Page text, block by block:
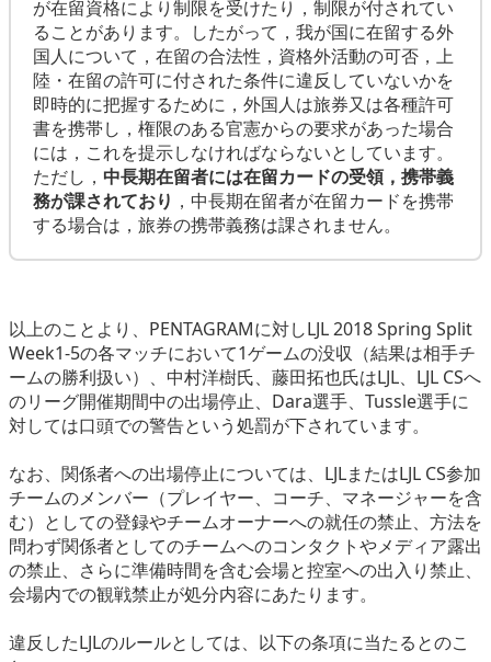
が在留資格により制限を受けたり，制限が付されてい
ることがあります。したがって，我が国に在留する外
国人について，在留の合法性，資格外活動の可否，上
陸・在留の許可に付された条件に違反していないかを
即時的に把握するために，外国人は旅券又は各種許可
書を携帯し，権限のある官憲からの要求があった場合
には，これを提示しなければならないとしています。
ただし， 中長期在留者には在留カードの受領，携帯義
務が課されており ，中長期在留者が在留カードを携帯
する場合は，旅券の携帯義務は課されません。
以上のことより、PENTAGRAMに対しLJL 2018 Spring Split
Week1-5の各マッチにおいて1ゲームの没収（結果は相手チ
ームの勝利扱い）、中村洋樹氏、藤田拓也氏はLJL、LJL CSへ
のリーグ開催期間中の出場停止、Dara選手、Tussle選手に
対しては口頭での警告という処罰が下されています。
なお、関係者への出場停止については、LJLまたはLJL CS参加
チームのメンバー（プレイヤー、コーチ、マネージャーを含
む）としての登録やチームオーナーへの就任の禁止、方法を
問わず関係者としてのチームへのコンタクトやメディア露出
の禁止、さらに準備時間を含む会場と控室への出入り禁止、
会場内での観戦禁止が処分内容にあたります。
違反したLJLのルールとしては、以下の条項に当たるとのこ